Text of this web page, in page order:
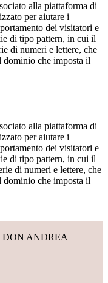
alla piattaforma di
per aiutare i
dei visitatori e
di tipo pattern, in cui il
di numeri e lettere, che
che imposta il
alla piattaforma di
per aiutare i
dei visitatori e
di tipo pattern, in cui il
di numeri e lettere, che
che imposta il
DON ANDREA